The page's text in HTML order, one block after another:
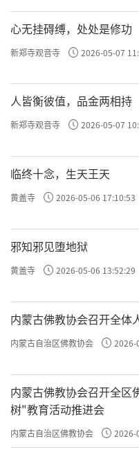
修
面对蚊虫，其实也
“法布施为一切布
经，不会说 法，念
现在夏天了，虫子
类。你见到给它念
施……当你对一个
吗？还需要蚂蚁感
在这个时候什么心
这法施比一个物
倍！你给人家东西
完了就没有了，你
受。好比一个蚂蚁
物，你给它念句佛
使它就脱离痛苦……
心无挂碍缚，处处是修功
新郑寺观音寺 2026-05-07
人皆衡彼值，品金两相持
新郑寺观音寺 2026-05-07
临终十念，生天王天
黄盖寺 2026-05-06 17:10:53
邪知邪见堕地狱
黄盖寺 2026-05-06 13:52:29
内蒙古佛教协会召开全体
内蒙古自治区佛教协会 2026-
内蒙古佛教协会召开全区
树"教育活动推进会
内蒙古自治区佛教协会 2026-